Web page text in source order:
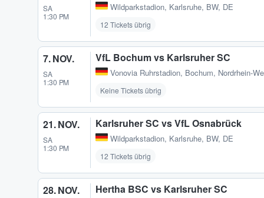
SA
1:30 PM
Wildparkstadion, Karlsruhe, BW, DE
12 Tickets übrig
7. NOV.
SA
1:30 PM
VfL Bochum vs Karlsruher SC
Vonovia Ruhrstadion, Bochum, Nordrhein-
Keine Tickets übrig
21. NOV.
SA
1:30 PM
Karlsruher SC vs VfL Osnabrück
Wildparkstadion, Karlsruhe, BW, DE
12 Tickets übrig
28. NOV. Hertha BSC vs Karlsruher SC